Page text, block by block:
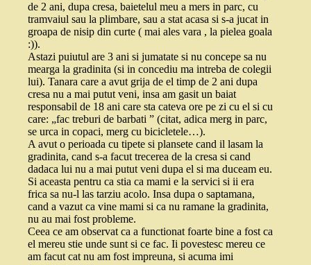
de 2 ani, dupa cresa, baietelul meu a mers in parc, cu
tramvaiul sau la plimbare, sau a stat acasa si s-a jucat in
groapa de nisip din curte ( mai ales vara , la pielea goala
:)).
Astazi puiutul are 3 ani si jumatate si nu concepe sa nu
mearga la gradinita (si in concediu ma intreba de colegii
lui). Tanara care a avut grija de el timp de 2 ani dupa
cresa nu a mai putut veni, insa am gasit un baiat
responsabil de 18 ani care sta cateva ore pe zi cu el si cu
care: „fac treburi de barbati ” (citat, adica merg in parc,
se urca in copaci, merg cu bicicletele…).
A avut o perioada cu tipete si plansete cand il lasam la
gradinita, cand s-a facut trecerea de la cresa si cand
dadaca lui nu a mai putut veni dupa el si ma duceam eu.
Si aceasta pentru ca stia ca mami e la servici si ii era
frica sa nu-l las tarziu acolo. Insa dupa o saptamana,
cand a vazut ca vine mami si ca nu ramane la gradinita,
nu au mai fost probleme.
Ceea ce am observat ca a functionat foarte bine a fost ca
el mereu stie unde sunt si ce fac. Ii povestesc mereu ce
am facut cat nu am fost impreuna, si acuma imi